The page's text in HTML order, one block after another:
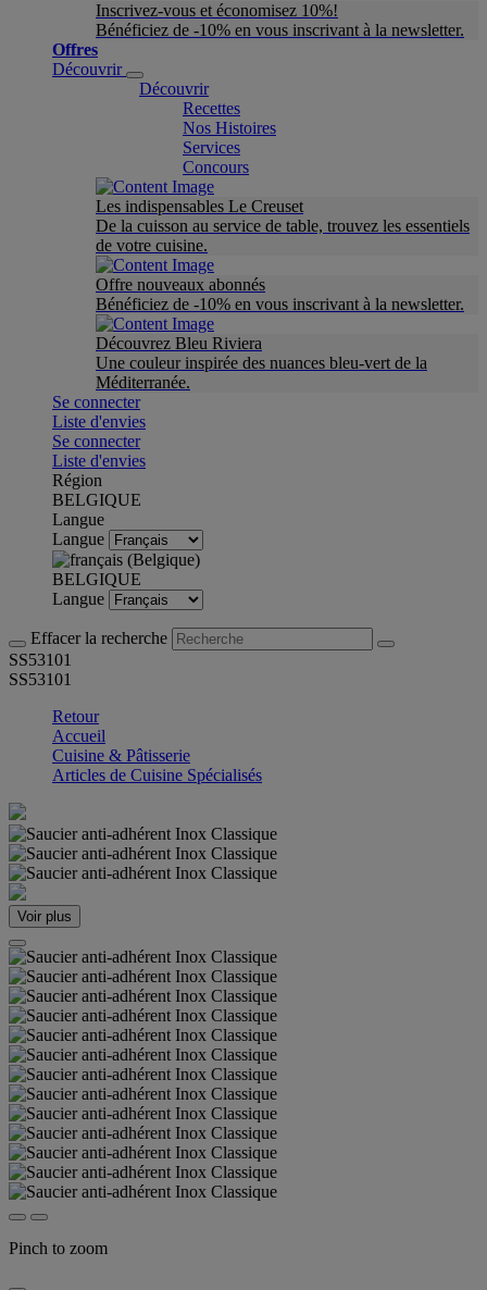
Inscrivez-vous et économisez 10%!
Bénéficiez de -10% en vous inscrivant à la newsletter.
Offres
Découvrir
Découvrir
Recettes
Nos Histoires
Services
Concours
Les indispensables Le Creuset
De la cuisson au service de table, trouvez les essentiels
de votre cuisine.
Offre nouveaux abonnés
Bénéficiez de -10% en vous inscrivant à la newsletter.
Découvrez Bleu Riviera
Une couleur inspirée des nuances bleu-vert de la
Méditerranée.
Se connecter
Liste d'envies
Se connecter
Liste d'envies
Région
BELGIQUE
Langue
Langue
BELGIQUE
Langue
Effacer la recherche
SS53101
SS53101
Retour
Accueil
Cuisine & Pâtisserie
Articles de Cuisine Spécialisés
Voir plus
Pinch to zoom